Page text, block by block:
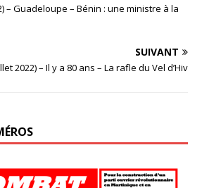
– Guadeloupe – Bénin : une ministre à la
SUIVANT
2022) – Il y a 80 ans – La rafle du Vel d’Hiv